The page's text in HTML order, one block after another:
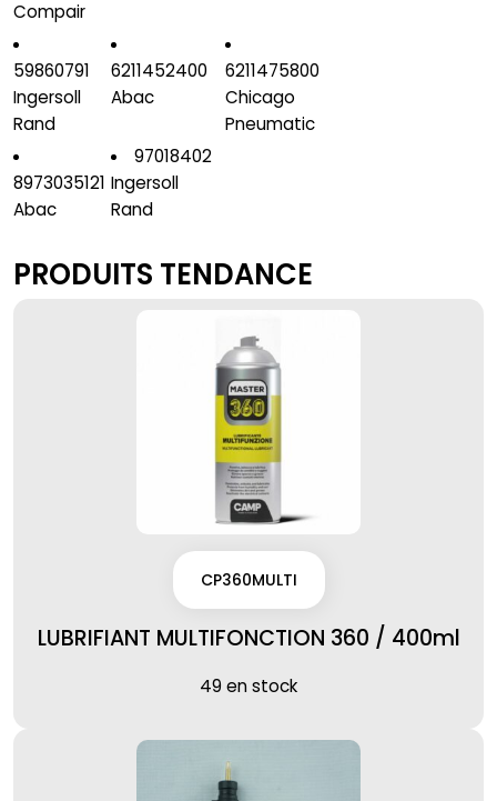
Compair
59860791
Ingersoll
Rand
6211452400
Abac
6211475800
Chicago
Pneumatic
8973035121
Abac
97018402
Ingersoll
Rand
PRODUITS TENDANCE
CP360MULTI
LUBRIFIANT MULTIFONCTION 360 / 400ml
49 en stock